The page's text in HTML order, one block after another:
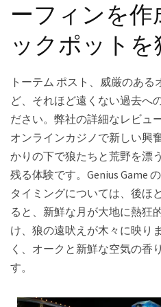
ーフィンを作
ックポットを
トーテム ポスト、威厳のあ
ど、それほど遠くない過去へ
ださい。弊社の詳細なレビュ
オンラインカジノで新しい興
かりの下で狼たちと荒野を漂
残る体験です。Genius Game
タイミングについては、後ほ
ると、新鮮な月が大地に熱狂
け、狼の遠吠えが木々に映り
く、オークと新鮮な空気の香
す。